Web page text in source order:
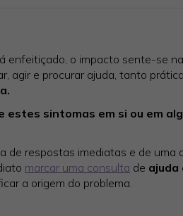
enfeitiçado, o impacto sente-se
agir e procurar ajuda, tanto
estes sintomas em si ou em
de respostas imediatas e de
marcar uma consulta de ajuda
a origem do problema.